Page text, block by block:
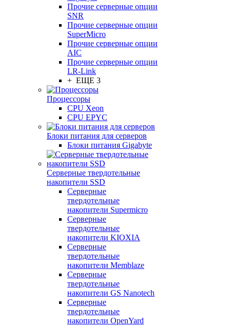
Прочие серверные опции
SNR
Прочие серверные опции
SuperMicro
Прочие серверные опции
AIC
Прочие серверные опции
LR-Link
+ ЕЩЕ 3
Процессоры
CPU Xeon
CPU EPYC
Блоки питания для серверов
Блоки питания Gigabyte
Серверные твердотельные
накопители SSD
Cерверные
твердотельные
накопители Supermicro
Cерверные
твердотельные
накопители KIOXIA
Cерверные
твердотельные
накопители Memblaze
Cерверные
твердотельные
накопители GS Nanotech
Серверные
твердотельные
накопители OpenYard